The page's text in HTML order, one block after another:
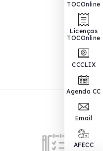
TOCOnline
Licenças
TOCOnline
CCCLIX
Agenda CC
Email
AFECC